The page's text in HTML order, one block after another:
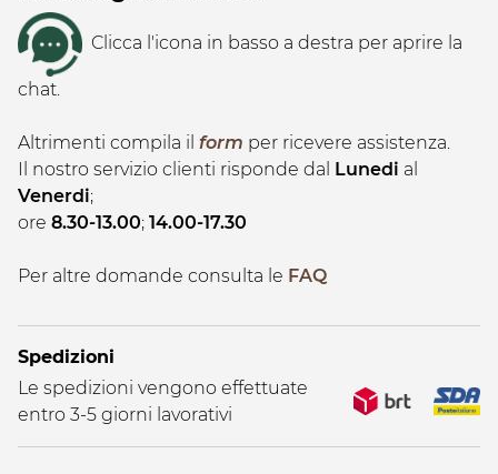
Clicca l'icona in basso a destra per aprire la
chat.
Altrimenti compila il form per ricevere assistenza.
Il nostro servizio clienti risponde dal Lunedi al
Venerdi;
ore 8.30-13.00; 14.00-17.30
Per altre domande consulta le FAQ
Spedizioni
Le spedizioni vengono effettuate
entro 3-5 giorni lavorativi